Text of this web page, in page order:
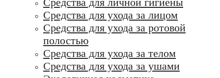
Средства для ухода за лицом
Средства для ухода за ротовой
полостью
Средства для ухода за телом
Средства для ухода за ушами